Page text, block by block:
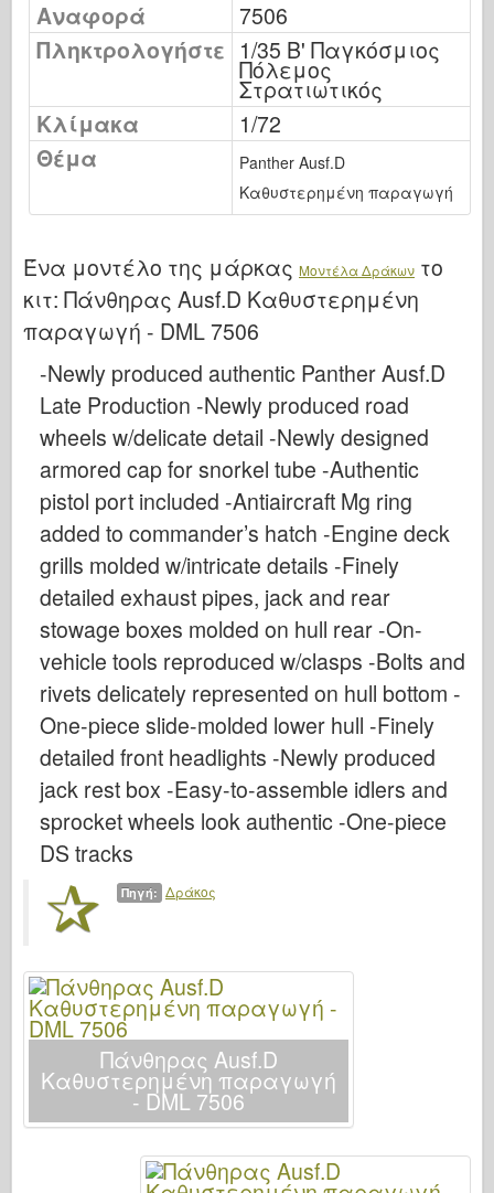
Εκδόσεις Όσπρεϊ
Σήμα μοίρας
Φορτηγά & δεξαμενές
Γουάφεν-Άρσεναλ
Wydγουνίτβο Μιλιέντα
Ακαδημία
Μοντέλα Άσσου
Λέσχη AFV
Αερόφωτο
Αεροπορία
Μοντέλο AZ
Μαύρο σκυλί
Μπρόνκο
Κυβερνο-Χόμπι
Νεπρόμοντελ
Δράκος
Eduard
Μοντέλο Ε.Τ.
Ωραία καλούπια
Δυνάμεις της Ανδρείας
Φριούλ Μόντελ
Χασεγκάουα
Heller
ΧομπΜπος
Μοντέλα IBG
Ιταλέρι
Θρύλος
Μοντέλο Meng
Τρομπετίστας
Αναφορά
7506
Πληκτρολογήστε 1/35 Β' Παγκόσμιος
Πόλεμος
Στρατιωτικός
Κλίμακα
1/72
Θέμα
Panther Ausf.D
Καθυστερημένη παραγωγή
Ένα μοντέλο της μάρκας Μοντέλα Δράκων το
κιτ: Πάνθηρας Ausf.D Καθυστερημένη
παραγωγή - DML 7506
-Newly produced authentic Panther Ausf.D
Late Production -Newly produced road
wheels w/delicate detail -Newly designed
armored cap for snorkel tube -Authentic
pistol port included -Antiaircraft Mg ring
added to commander’s hatch -Engine deck
grills molded w/intricate details -Finely
detailed exhaust pipes, jack and rear
stowage boxes molded on hull rear -On-
vehicle tools reproduced w/clasps -Bolts and
rivets delicately represented on hull bottom -
One-piece slide-molded lower hull -Finely
detailed front headlights -Newly produced
jack rest box -Easy-to-assemble idlers and
sprocket wheels look authentic -One-piece
DS tracks
Πηγή: Δράκος
Πάνθηρας Ausf.D
Καθυστερημένη παραγωγή
- DML 7506